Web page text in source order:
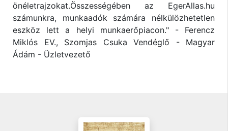
önéletrajzokat.Összességében az EgerAllas.hu
számunkra, munkaadók számára nélkülözhetetlen
eszköz lett a helyi munkaerőpiacon." - Ferencz
Miklós EV., Szomjas Csuka Vendéglő - Magyar
Ádám - Üzletvezető